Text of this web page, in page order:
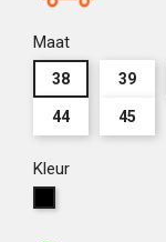
Maat
38 39
44 45
Kleur